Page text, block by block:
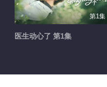
第1集
医生动心了 第1集